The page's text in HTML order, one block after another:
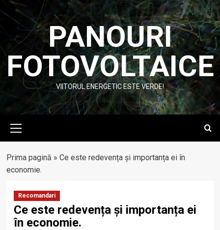
Skip
to
content
PANOURI
FOTOVOLTAICE
VIITORUL ENERGETIC ESTE VERDE!
Menu
Prima pagină » Ce este redevența și importanța ei în
economie.
Recomandari
Ce este redevența și importanța ei
în economie.